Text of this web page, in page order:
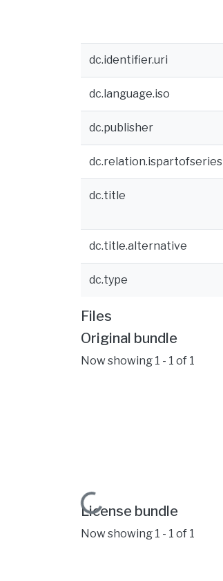
dc.identifier.uri
dc.language.iso
dc.publisher
dc.relation.ispartofseries
dc.title
dc.title.alternative
dc.type
Files
Original bundle
Now showing 1 - 1 of 1
Loading...License bundle
Now showing 1 - 1 of 1